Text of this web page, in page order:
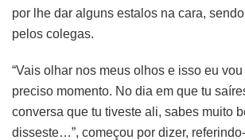
por lhe dar alguns estalos na cara, sendo
pelos colegas.
“Vais olhar nos meus olhos e isso eu
preciso momento. No dia em que tu
conversa que tu tiveste ali, sabes muito
disseste…”, começou por dizer,